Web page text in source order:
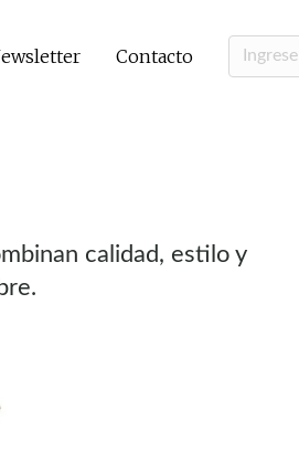
Contacto
calidad, estilo y